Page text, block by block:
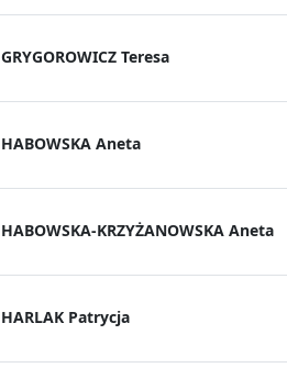
GRYGOROWICZ Teresa
HABOWSKA Aneta
HABOWSKA-KRZYŻANOWSKA Aneta
HARLAK Patrycja